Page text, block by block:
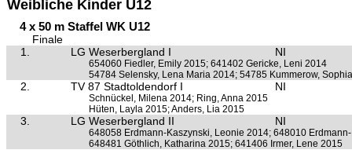
Weibliche Kinder U12
4 x 50 m Staffel WK U12
Finale
1.
LG Weserbergland I NI
654060 Fiedler, Emily 2015; 641402 Gericke, Leni 2014
54784 Selensky, Lena Maria 2014; 54785 Kummerow,
2. TV 87 Stadtoldendorf I NI
Schnückel, Milena 2014; Ring, Anna 2015
Hüten, Layla 2015; Anders, Lia 2015
3. LG Weserbergland II NI
648058 Erdmann-Kaszynski, Leonie 2014; 648010
648481 Göthlich, Katharina 2015; 641406 Irmer, Lene 2015